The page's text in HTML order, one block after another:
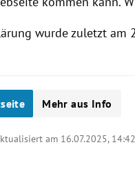
wurde zuletzt am
Mehr aus Info
am 16.07.2025, 14:42